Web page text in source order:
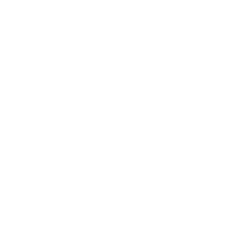
wieder bei den Fischen und damit heißt es:
und eine kleine Kostbarkeit und damit heißt es: Leinen los
Montag im blauen Meer und damit heißt es: Leinen